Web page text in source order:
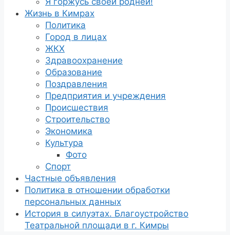
Жизнь в Кимрах
Политика
Город в лицах
ЖКХ
Здравоохранение
Образование
Поздравления
Предприятия и учреждения
Происшествия
Строительство
Экономика
Культура
Фото
Спорт
Частные объявления
Политика в отношении обработки
персональных данных
История в силуэтах. Благоустройство
Театральной площади в г. Кимры